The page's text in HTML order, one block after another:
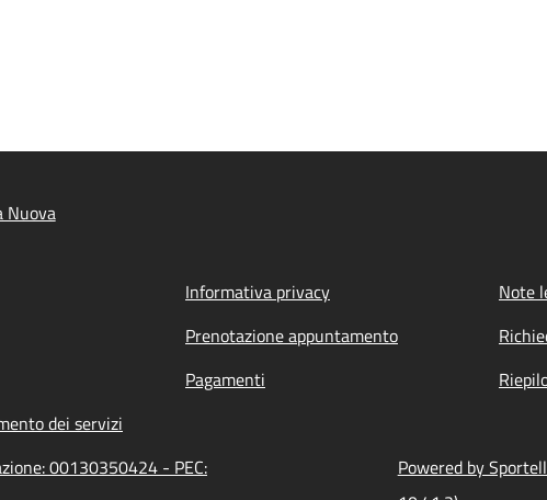
Nuova
Informativa privacy
Note
Prenotazione appuntamento
Pagamenti
dei servizi
00130350424 - PEC:
Powered by